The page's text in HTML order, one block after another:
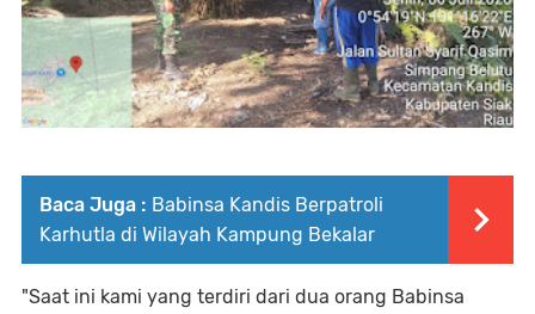
Baca Juga : Babinsa Kandis Berpatroli
Karhutla di Wilayah Kampung Bekalar
"Saat ini kami yang terdiri dari dua orang Babinsa